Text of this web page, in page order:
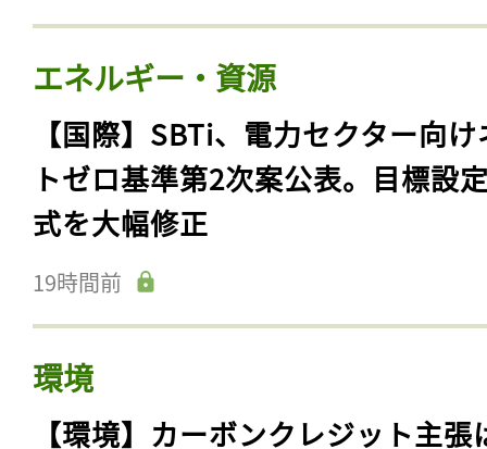
エネルギー・資源
【国際】SBTi、電力セクター向
トゼロ基準第2次案公表。目標設
式を大幅修正
19時間前
環境
【環境】カーボンクレジット主張